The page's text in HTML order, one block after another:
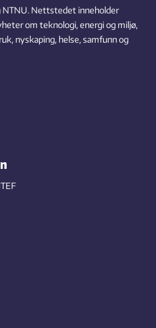
NTNU. Nettstedet inneholder
om teknologi, energi og miljø,
nyskaping, helse, samfunn og